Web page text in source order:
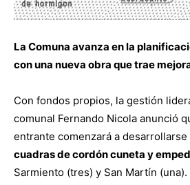
La Comuna avanza en la
con una nueva obra que trae
Con fondos propios, la gestión
comunal Fernando Nicola anunció
entrante comenzará a desarrollarse
cuadras de cordón cuneta y
Sarmiento (tres) y San Martín (una).